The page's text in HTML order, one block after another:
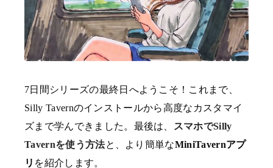
7日間シリーズの最終日へようこそ！これまで、
Silly Tavernのインストールから高度なカスタマイ
ズまで学んできました。最後は、
スマホでSilly
Tavernを使う方法と、より簡単なMiniTavernアプ
リ を紹介します。